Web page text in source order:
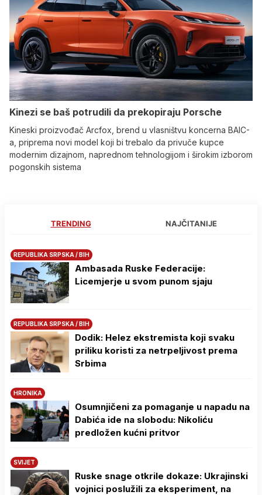
Kinezi se baš potrudili da prekopiraju Porsche
Kineski proizvođač Arcfox, brend u vlasništvu koncerna BAIC-
a, priprema novi model koji bi trebalo da privuče kupce
modernim dizajnom, naprednom tehnologijom i širokim izborom
pogonskih sistema
TRENDING NAJČITANIJE
REPUBLIKA SRPSKA / BIH
Ambasada Ruske Federacije:
Licemjerje u svom punom sjaju
REPUBLIKA SRPSKA / BIH
Dodik: Helez ekstremista koji svaku
priliku koristi za netrpeljivost prema
Srbima
HRONIKA
Osumnjičeni za pomaganje u napadu na
Dabića ide na slobodu: Nikoliću
predložen kućni pritvor
SVIJET
Ruske snage otkrile dokaze: Ukrajinski
vojnici poslužili za eksperiment, na